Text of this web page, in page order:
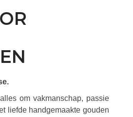
om vakmanschap, passie
liefde handgemaakte gouden